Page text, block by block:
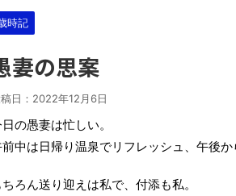
時記
妻の思案
日： 2022年12月6日
の愚妻は忙しい。
中は日帰り温泉でリフレッシュ、午後
ちろん送り迎えは私で、付添も私。